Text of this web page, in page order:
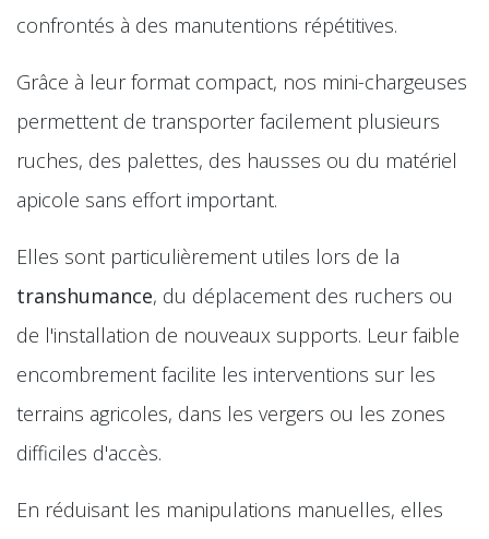
confrontés à des manutentions répétitives.
Grâce à leur format compact, nos mini-chargeuses
permettent de transporter facilement plusieurs
ruches, des palettes, des hausses ou du matériel
apicole sans effort important.
Elles sont particulièrement utiles lors de la
transhumance, du déplacement des ruchers ou
de l'installation de nouveaux supports. Leur faible
encombrement facilite les interventions sur les
terrains agricoles, dans les vergers ou les zones
difficiles d'accès.
En réduisant les manipulations manuelles, elles